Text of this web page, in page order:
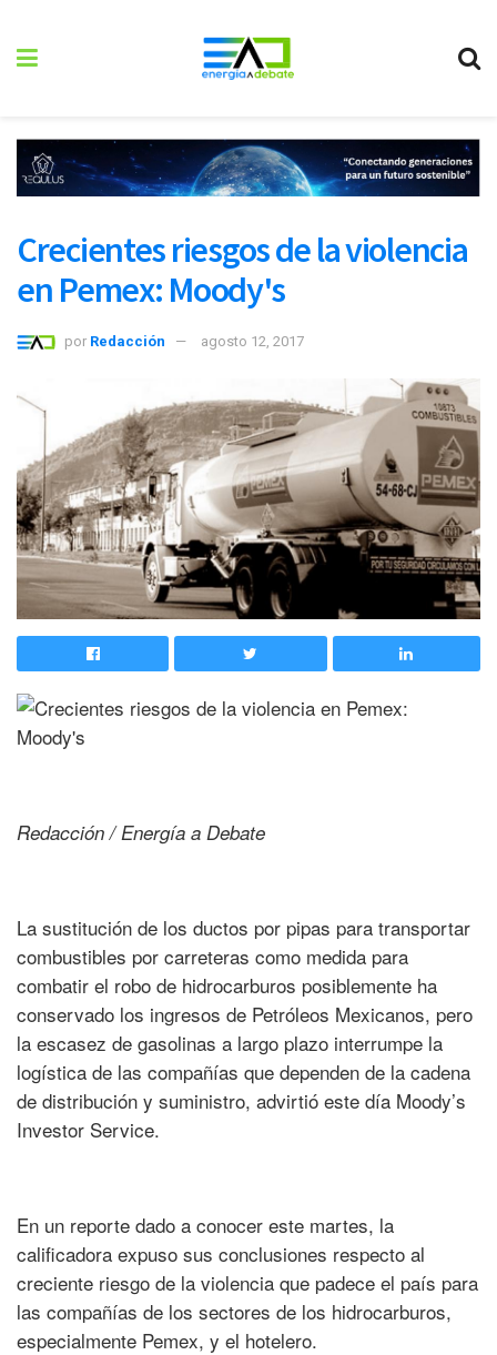
Crecientes riesgos de la violencia
en Pemex: Moody's
por Redacción agosto 12, 2017
Redacción / Energía a Debate
La sustitución de los ductos por pipas para transportar
combustibles por carreteras como medida para
combatir el robo de hidrocarburos posiblemente ha
conservado los ingresos de Petróleos Mexicanos, pero
la escasez de gasolinas a largo plazo interrumpe la
logística de las compañías que dependen de la cadena
de distribución y suministro, advirtió este día Moody’s
Investor Service.
En un reporte dado a conocer este martes, la
calificadora expuso sus conclusiones respecto al
creciente riesgo de la violencia que padece el país para
las compañías de los sectores de los hidrocarburos,
especialmente Pemex, y el hotelero.